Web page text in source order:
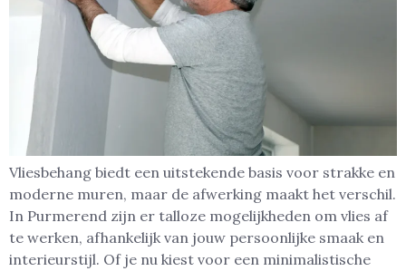
Vliesbehang biedt een uitstekende basis voor strakke en
moderne muren, maar de afwerking maakt het verschil.
In Purmerend zijn er talloze mogelijkheden om vlies af
te werken, afhankelijk van jouw persoonlijke smaak en
interieurstijl. Of je nu kiest voor een minimalistische